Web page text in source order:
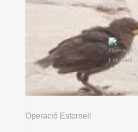
Operació Estornell